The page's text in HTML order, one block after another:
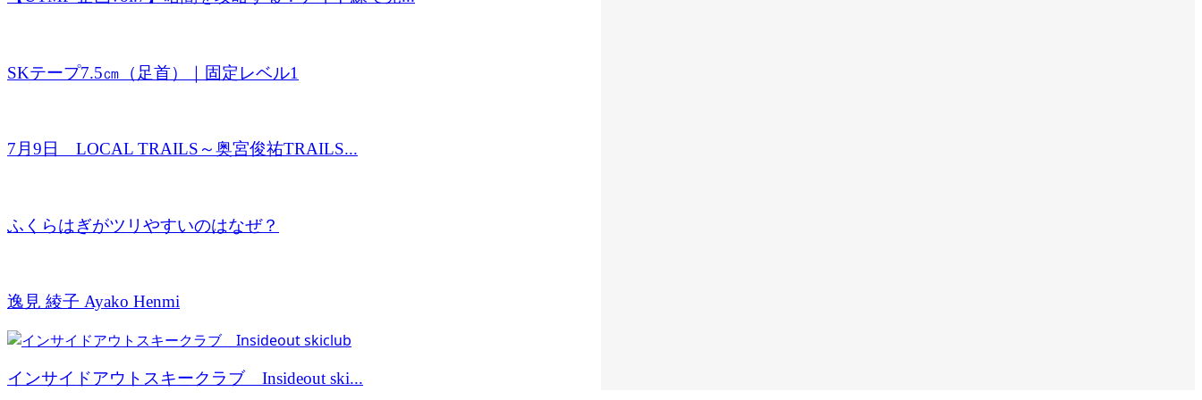
SKテープ7.5㎝（足首）｜固定レベル1
7月9日 LOCAL TRAILS～奥宮俊祐TRAILS...
ふくらはぎがツリやすいのはなぜ？
逸見 綾子 Ayako Henmi
インサイドアウトスキークラブ Insideout ski...